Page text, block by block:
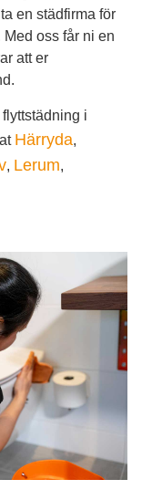
en städfirma för
oss får ni en
att er
i
Härryda,
, Lerum,